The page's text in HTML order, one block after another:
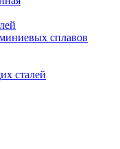
сплавов
сталей